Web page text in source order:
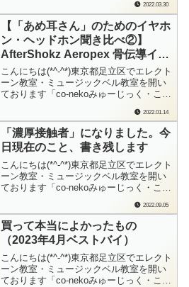
す。私、このシリーズ大好きなんです
♪YouTubeでもあちこち見て回るし、ブロ
グも拝見させていただいたり、雑誌の企
画とかでもありますよね。と...
2022.03.30
【「あめ耳さん」のためのイヤホ
ン・ヘッドホン聞き比べ②】
AfterShokz Aeropex 骨伝導イヤ
ホン 防水bluetooth5.0
こんにちは(*^-^*)東京都足立区でエレクト
ーン教室・ミュージックベル教室を開い
ております「co-nekoみゅーじっく・こね
す。あめ耳さんのイヤホン選びって、本
当に大変なんです！ちょっとでもあめ耳
仲間さんの役に立ってもらえたら、と思
って始めた企画ブログですが…だい...
2022.01.14
「濃厚接触者」になりました。今
日現在のこと、書き残します
こんにちは(*^-^*)東京都足立区でエレクト
ーン教室・ミュージックベル教室を開い
ております「co-nekoみゅーじっく・こね
す。家族に発熱者が…というのは土曜日
の朝の出来事。すぐに発熱外来の病院に
電話をして、PCR検査に向かいました。
土日の検査だと、結果が週明けに...
2022.09.05
買って本当によかったもの
（2023年4月ベストバイ）
こんにちは(*^-^*)東京都足立区でエレクト
ーン教室・ミュージックベル教室を開い
ております「co-nekoみゅーじっく・こね